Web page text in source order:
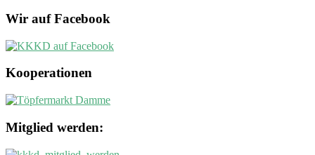
Wir auf Facebook
Kooperationen
Mitglied werden: